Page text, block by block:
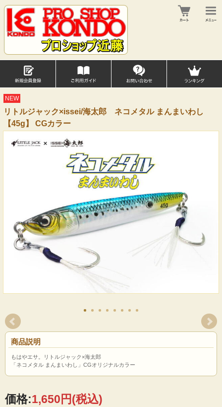
NEW
リトルジャック×issei/海太郎 ネコメタル まんまいわし
【45g】 CGカラー
商品説明
もはやエサ。リトルジャック×海太郎
「ネコメタル まんまいわし」CGオリジナルカラー
価格:1,650円(税込)